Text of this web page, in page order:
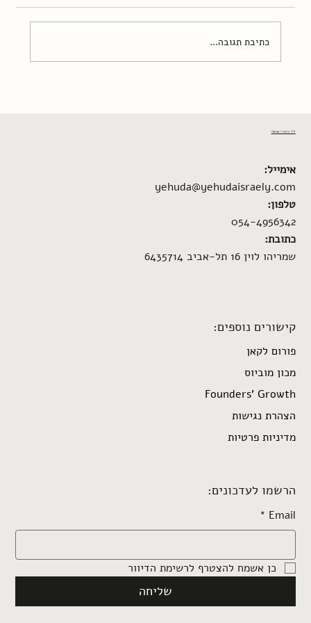
שלוי-שטראוס קורא מבנית מיתוסים של ילידים.
כתיבת תגובה...
הרשמו לעדכונים:
Email
*
כן אשמח להצטרף לרשימת הדיוור
שליחה
קישורים נוספים:
פורום לקאן
מכון מוביוס
Founders’ Growth
הצהרת נגישות
מדיניות פרטיות
ד"ר יהודה ישראלי
אימייל:
yehuda@yehudaisraely.com
טלפון:
054-4956342
כתובת:
שמריהו לוין 16 תל-אביב 6435714